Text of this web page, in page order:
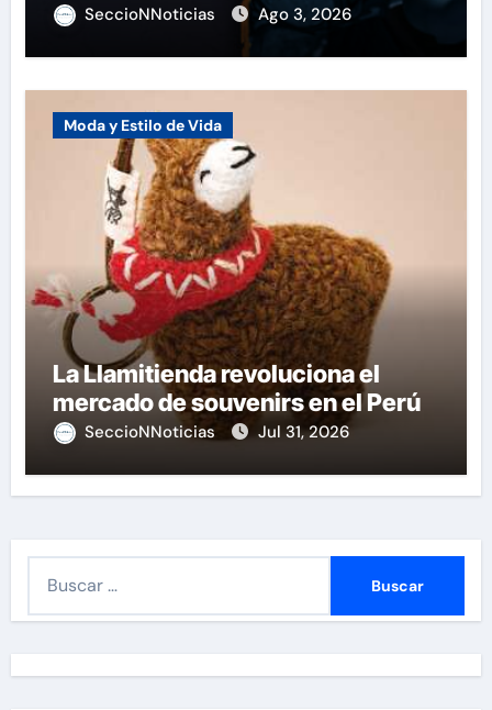
SeccioNNoticias Ago 3, 2026
Moda y Estilo de Vida
La Llamitienda revoluciona el
mercado de souvenirs en el Perú
SeccioNNoticias Jul 31, 2026